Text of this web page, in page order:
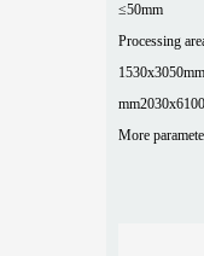
≤50mm
Processing
1530x3050mm
mm
More